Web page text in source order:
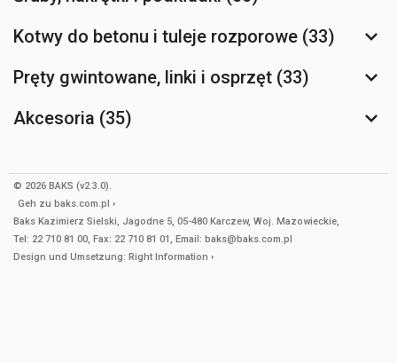
Kotwy do betonu i tuleje rozporowe (33)
Pręty gwintowane, linki i osprzęt (33)
Akcesoria (35)
© 2026 BAKS (v2.3.0).
Geh zu baks.com.pl
Baks Kazimierz Sielski, Jagodne 5, 05-480 Karczew, Woj. Mazowieckie,
Tel: 22 710 81 00, Fax: 22 710 81 01, Email: baks@baks.com.pl
Design und Umsetzung: Right Information